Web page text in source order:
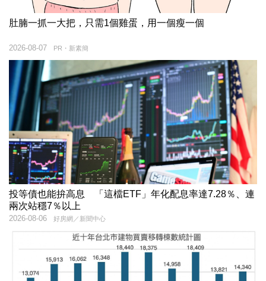
肚腩一抓一大把，只需1個雞蛋，用一個瘦一個
PR・新素簡
2026-08-07
投等債也能拚高息 「這檔ETF」年化配息率達7.28％、連
兩次站穩7％以上
好房網／新聞中心
2026-08-06